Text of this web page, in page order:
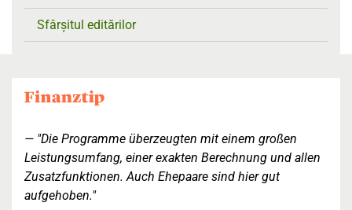
Sfârșitul editărilor
"Die Programme überzeugten mit einem großen
Leistungsumfang, einer exakten Berechnung und allen
Zusatzfunktionen. Auch Ehepaare sind hier gut
aufgehoben."